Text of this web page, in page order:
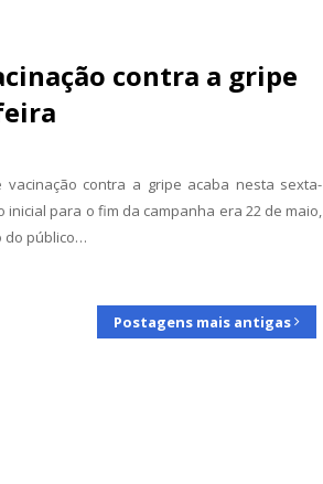
contra a gripe
vacinação contra a gripe acaba nesta sexta-
inicial para o fim da campanha era 22 de maio,
do público…
Postagens mais antigas